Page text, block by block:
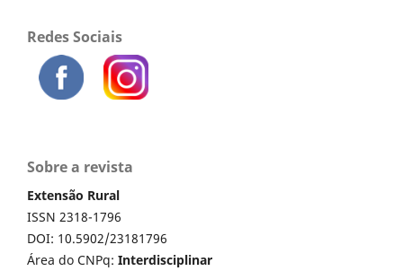
Redes Sociais
Sobre a revista
Extensão Rural
ISSN 2318-1796
DOI: 10.5902/23181796
Área do CNPq: Interdisciplinar